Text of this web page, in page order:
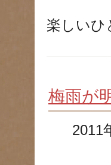
楽しいひ
梅雨が
2011